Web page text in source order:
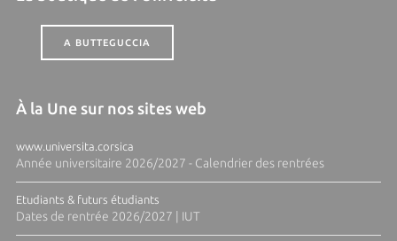
A BUTTEGUCCIA
À la Une sur nos sites web
www.universita.corsica
Année universitaire 2026/2027 - Calendrier des rentrées
Etudiants & futurs étudiants
Dates de rentrée 2026/2027 | IUT